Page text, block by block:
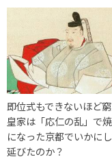
即位式もできないほど
皇家は「応仁の乱」で
になった京都でいかに
延びたのか？